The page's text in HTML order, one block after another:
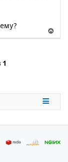
е
с
н
ч
1